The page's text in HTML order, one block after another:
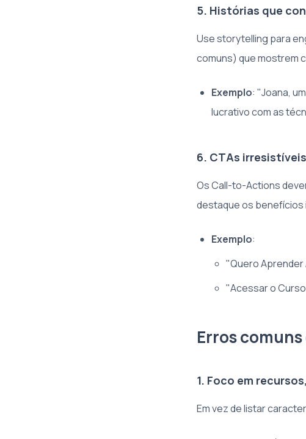
5. Histórias que
Use storytelling para
comuns) que mostrem
Exemplo: "Joana,
lucrativo com as
6. CTAs irresistíveis
Os Call-to-Actions
destaque os benefícios
Exemplo:
"Quero Aprender
"Acessar o
Erros
1. Foco em
Em vez de listar